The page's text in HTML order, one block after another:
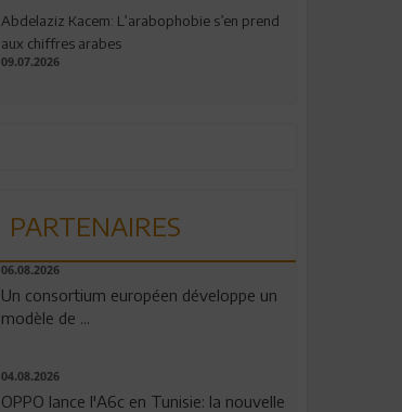
Abdelaziz Kacem: L’arabophobie s’en prend
aux chiffres arabes
09.07.2026
PARTENAIRES
06.08.2026
Un consortium européen développe un
modèle de ...
04.08.2026
OPPO lance l'A6c en Tunisie: la nouvelle